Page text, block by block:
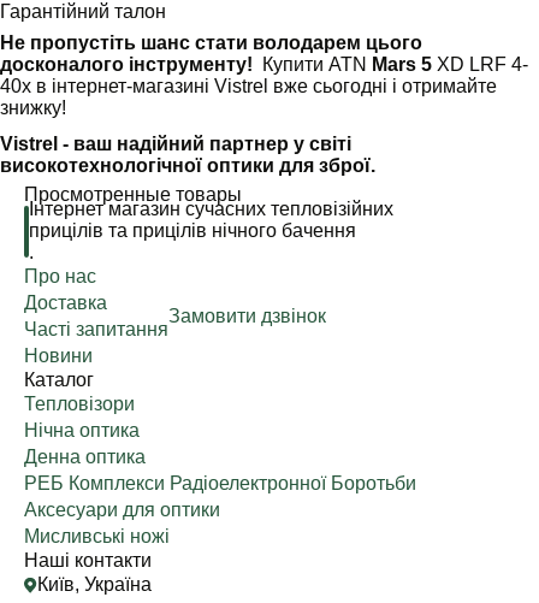
Гарантійний талон
Не пропустіть шанс стати володарем цього
досконалого інструменту!
Купити ATN Mars 5 XD LRF 4-
40x в інтернет-магазині Vistrel вже сьогодні і отримайте
знижку!
Vistrel - ваш надійний партнер у світі
високотехнологічної оптики для зброї.
Просмотренные товары
Інтернет магазин сучасних тепловізійних
прицілів та прицілів нічного бачення
.
Про нас
Доставка
Часті запитання
Новини
Замовити дзвінок
Каталог
Тепловізори
Нічна оптика
Денна оптика
РЕБ Комплекси Радіоелектронної Боротьби
Аксесуари для оптики
Мисливські ножі
Наші контакти
Київ, Україна